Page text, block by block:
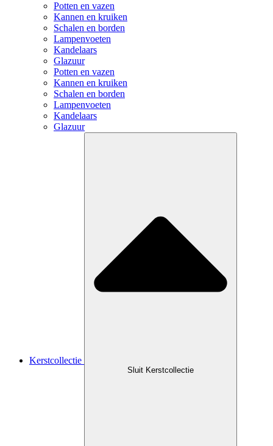
Potten en vazen
Kannen en kruiken
Schalen en borden
Lampenvoeten
Kandelaars
Glazuur
Potten en vazen
Kannen en kruiken
Schalen en borden
Lampenvoeten
Kandelaars
Glazuur
Kerstcollectie
Sluit Kerstcollectie